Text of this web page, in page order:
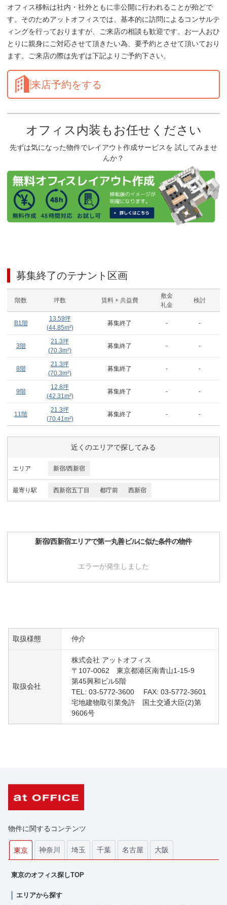
オフィス移転は社内・社外ともに非公開に行われることが殆どで
す。そのためアットオフィスでは、基本的に訪問によるコンサルテ
ィングを行っておりますが、ご来店の相談も歓迎です。お一人おひ
とりに親身にご対応させて頂きたい為、要予約とさせて頂いており
ます。ご来店の際は先ずは下記よりご予約下さい。
来店予約をする
オフィス内装もお任せください
先ずは気になった物件でレイアウト作成サービスを 試してみませ
んか？
募集終了のテナント区画
階数 坪数 賃料 + 共益費
敷金
礼金
検討
B1階
13.59坪
(44.85m²)
募集終了 - -
3階
21.3坪
(70.3m²)
募集終了 - -
8階
21.3坪
(70.3m²)
募集終了 - -
9階
12.8坪
(42.31m²)
募集終了 - -
11階
21.3坪
(70.41m²)
募集終了 - -
近くのエリアで探してみる
エリア 新宿/西新宿
最寄り駅 西新宿五丁目 都庁前 西新宿
新宿/西新宿エリアで第一丸善ビルに似た条件の物件
エラーが発生しました
取扱様態 仲介
取扱会社
株式会社 アットオフィス
〒107-0062 東京都港区南青山1-15-9
第45興和ビル5階
TEL: 03-5772-3600 FAX: 03-5772-3601
宅地建物取引業免許 国土交通大臣(2)第
9606号
物件に関するコンテンツ
東京 神奈川 埼玉 千葉 名古屋 大阪
東京のオフィス探しTOP
エリアから探す